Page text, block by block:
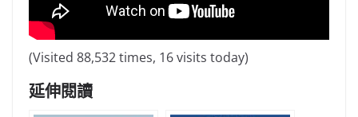
(Visited 88,532 times, 16 visits today)
延伸閱讀